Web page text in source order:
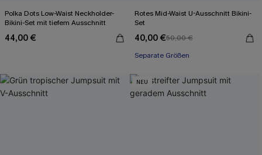
Polka Dots Low-Waist Neckholder-
Bikini-Set mit tiefem Ausschnitt
44,00 €
Rotes Mid-Waist U-Ausschnitt Bikini-
Set
40,00 €50,00 €
Separate Größen
NEU